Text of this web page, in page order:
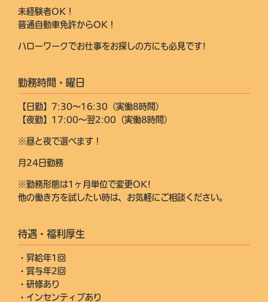
未経験者OK！
普通自動車免許からOK！
ハローワークでお仕事をお探しの方にも必見です!
勤務時間・曜日
【日勤】7:30～16:30（実働8時間）
【夜勤】17:00～翌2:00（実働8時間）
※昼と夜で選べます！
月24日勤務
※勤務形態は1ヶ月単位で変更OK!
他の働き方を試したい時は、お気軽にご相談ください。
待遇・福利厚生
・昇給年1回
・賞与年2回
・研修あり
・インセンティブあり